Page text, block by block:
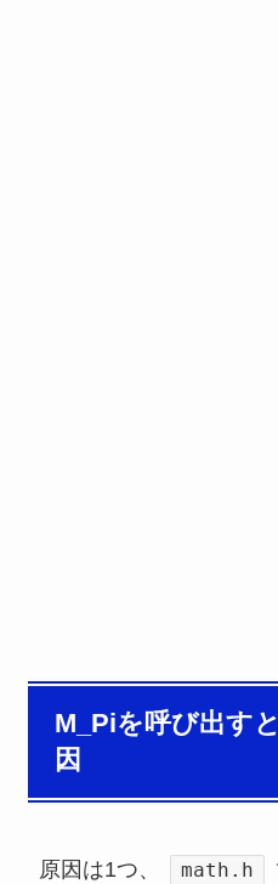
M_Piを呼び出す
因
原因は1つ、 math.h